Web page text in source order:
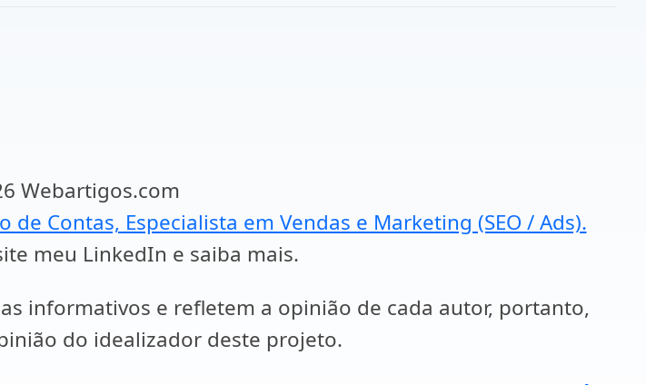
Webartigos.com
de Contas, Especialista em Vendas e Marketing (SEO / Ads).
meu LinkedIn e saiba mais.
informativos e refletem a opinião de cada autor, portanto,
do idealizador deste projeto.